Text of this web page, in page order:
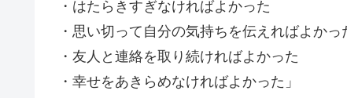
・はたらきすぎなければよかった
・思い切って自分の気持ちを伝えればよかっ
・友人と連絡を取り続ければよかった
・幸せをあきらめなければよかった」